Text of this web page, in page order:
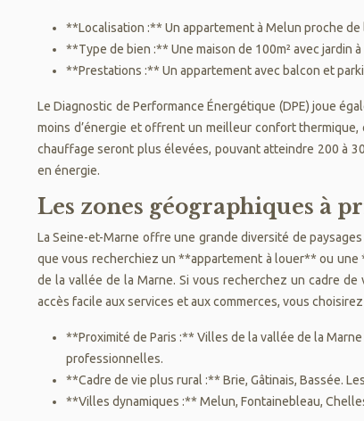
**Localisation :** Un appartement à Melun proche
**Type de bien :** Une maison de 100m² avec jardin
**Prestations :** Un appartement avec balcon et
Le Diagnostic de Performance Énergétique (DPE) joue
moins d’énergie et offrent un meilleur confort thermique,
chauffage seront plus élevées, pouvant atteindre 200 à
en énergie.
Les zones géographiques à
La Seine-et-Marne offre une grande diversité de
que vous recherchiez un **appartement à louer** ou une
de la vallée de la Marne. Si vous recherchez un cadre
accès facile aux services et aux commerces, vous
**Proximité de Paris :** Villes de la vallée de la
professionnelles.
**Cadre de vie plus rural :** Brie, Gâtinais, Bassée.
**Villes dynamiques :** Melun, Fontainebleau,